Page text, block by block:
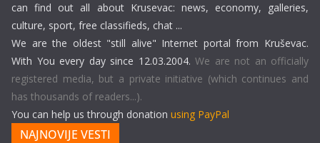
can find out all about Krusevac: news, economy, galleries,
culture, sport, free classifieds, chat ...
We are the oldest "still alive" Internet portal from Kruševac.
With You every day since 12.03.2004. We are not an officially
registered media, but a private initiative (which continues and
has thousands of readers...).
You can help us through donation using PayPal
NAJNOVIJE VESTI